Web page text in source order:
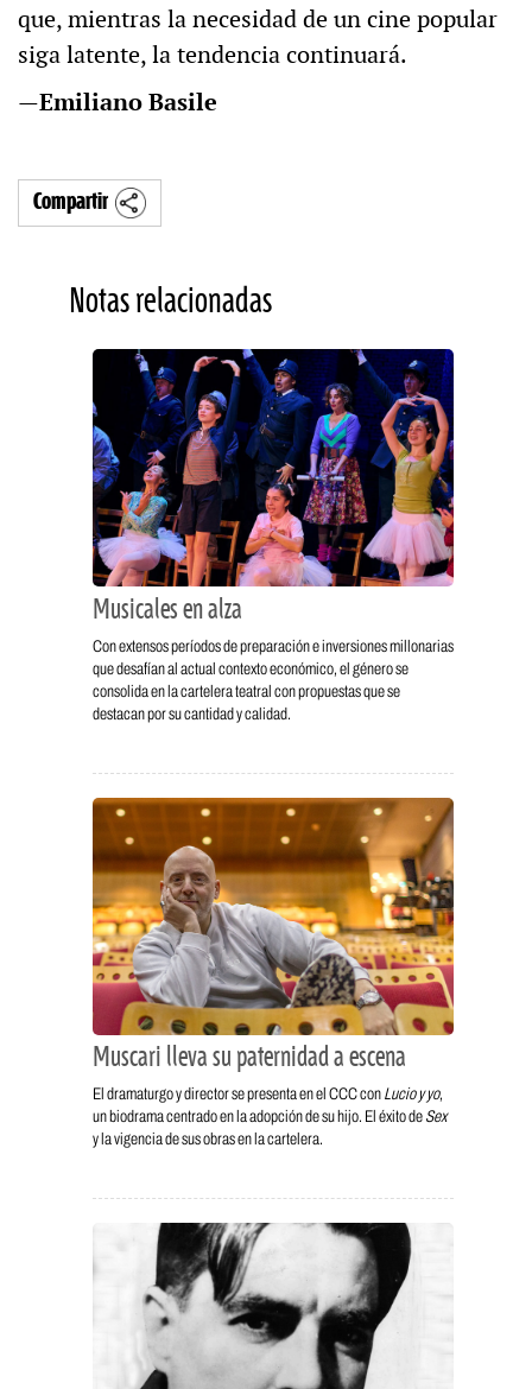
que, mientras la necesidad de un cine popular
siga latente, la tendencia continuará.
—Emiliano Basile
Compartir
Notas relacionadas
Musicales en alza
Con extensos períodos de preparación e inversiones millonarias
que desafían al actual contexto económico, el género se
consolida en la cartelera teatral con propuestas que se
destacan por su cantidad y calidad.
Muscari lleva su paternidad a escena
El dramaturgo y director se presenta en el CCC con Lucio y yo,
un biodrama centrado en la adopción de su hijo. El éxito de Sex
y la vigencia de sus obras en la cartelera.